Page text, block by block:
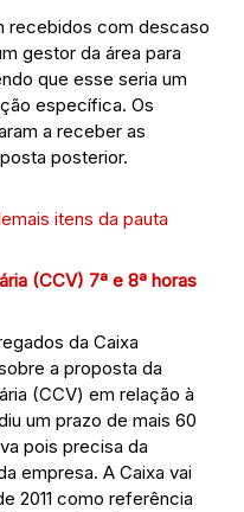
recebidos com descaso
gestor da área para
que esse seria um
específica. Os
a receber as
posterior.
itens da pauta
(CCV) 7ª e 8ª horas
da Caixa
a proposta da
(CCV) em relação à
um prazo de mais 60
pois precisa da
empresa. A Caixa vai
2011 como referência